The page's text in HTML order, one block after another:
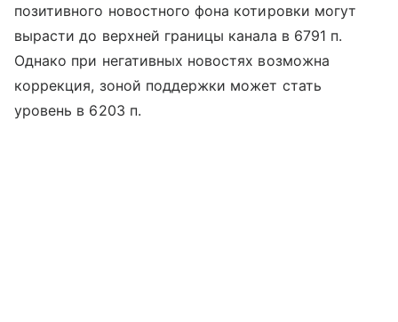
позитивного новостного фона котировки могут
вырасти до верхней границы канала в 6791 п.
Однако при негативных новостях возможна
коррекция, зоной поддержки может стать
уровень в 6203 п.